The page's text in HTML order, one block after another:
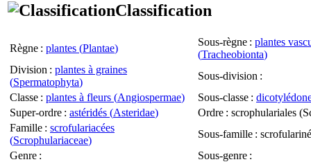
Classification
Règne : plantes (Plantae)
Sous-règne : plantes
(Tracheobionta)
Division : plantes à graines
(Spermatophyta)
Sous-division :
Classe : plantes à fleurs (Angiospermae) Sous-classe :
Super-ordre : astéridés (Asteridae) Ordre : scrophulariales (
Famille : scrofulariacées
(Scrophulariaceae)
Sous-famille :
Genre : Sous-genre :